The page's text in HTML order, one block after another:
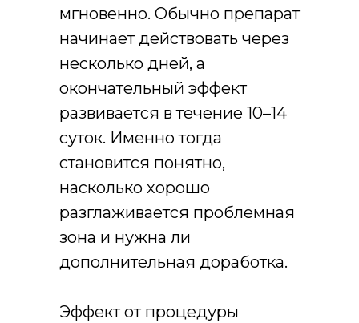
мгновенно. Обычно препарат
начинает действовать через
несколько дней, а
окончательный эффект
развивается в течение 10–14
суток. Именно тогда
становится понятно,
насколько хорошо
разглаживается проблемная
зона и нужна ли
дополнительная доработка.
Эффект от процедуры